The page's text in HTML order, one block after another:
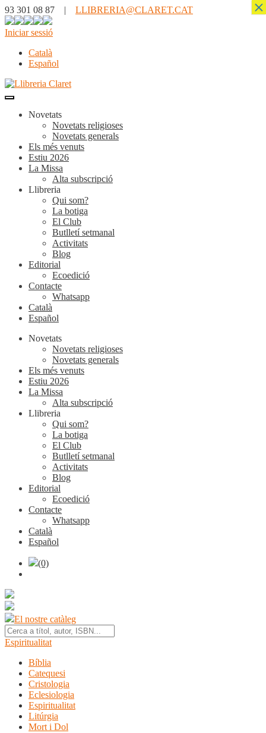
93 301 08 87 | LLIBRERIA@CLARET.CAT
Iniciar sessió
Català
Español
Novetats
Novetats religioses
Novetats generals
Els més venuts
Estiu 2026
La Missa
Alta subscripció
Llibreria
Qui som?
La botiga
El Club
Butlletí setmanal
Activitats
Blog
Editorial
Ecoedició
Contacte
Whatsapp
Català
Español
Novetats
Novetats religioses
Novetats generals
Els més venuts
Estiu 2026
La Missa
Alta subscripció
Llibreria
Qui som?
La botiga
El Club
Butlletí setmanal
Activitats
Blog
Editorial
Ecoedició
Contacte
Whatsapp
Català
Español
(0)
El nostre catàleg
Espiritualitat
Bíblia
Catequesi
Cristologia
Eclesiologia
Espiritualitat
Litúrgia
Mort i Dol
×